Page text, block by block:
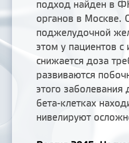
подход найден в
органов в Москве.
поджелудочной
этом у пациентов
снижается доза
развиваются
этого
бета-клетках
нивелируют